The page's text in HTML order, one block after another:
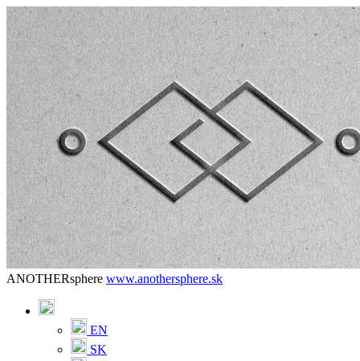
ANOTHERsphere www.anothersphere.sk
EN
SK